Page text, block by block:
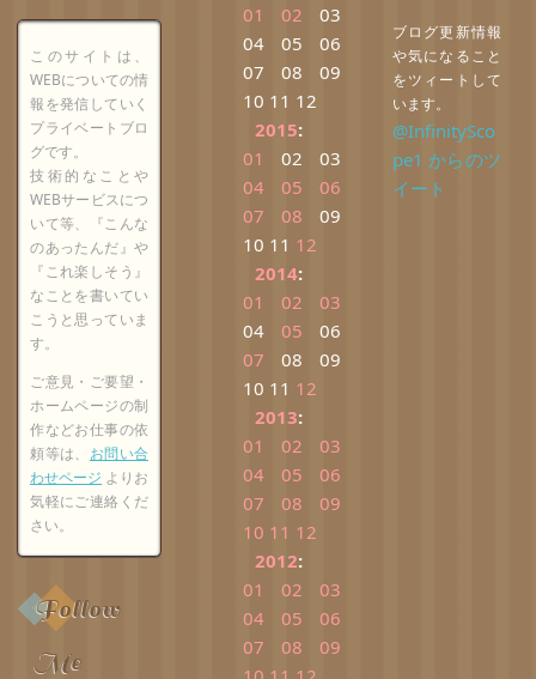
このサイトは、
WEBについての情
報を発信していく
プライベートブロ
グです。
技術的なことや
WEBサービスにつ
いて等、『こんな
のあったんだ』や
『これ楽しそう』
なことを書いてい
こうと思っていま
す。
ご意見・ご要望・
ホームページの制
作などお仕事の依
頼等は、 お問い合
わせページ よりお
気軽にご連絡くだ
さい。
Follow
Me
01
02
03
04
05
06
07
08
09
10 11 12
2015:
01
02
03
04
05
06
07
08
09
10 11 12
2014:
01
02
03
04
05
06
07
08
09
10 11 12
2013:
01
02
03
04
05
06
07
08
09
10 11 12
2012:
01
02
03
04
05
06
07
08
09
ブログ更新情報
や気になること
をツィートして
います。
@InfinitySco
pe1 からのツ
イート